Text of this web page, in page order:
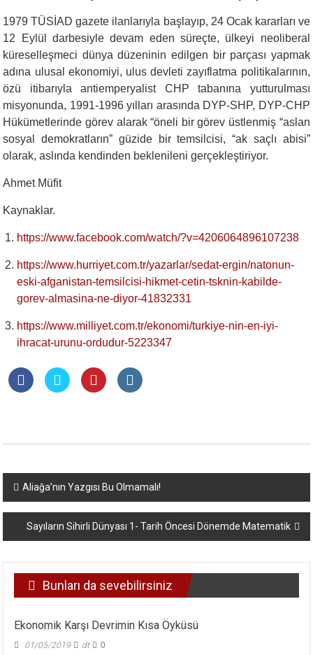
1979 TÜSİAD gazete ilanlarıyla başlayıp, 24 Ocak kararları ve
12 Eylül darbesiyle devam eden süreçte, ülkeyi neoliberal
küreselleşmeci dünya düzeninin edilgen bir parçası yapmak
adına ulusal ekonomiyi, ulus devleti zayıflatma politikalarının,
özü itibarıyla antiemperyalist CHP tabanına yutturulması
misyonunda, 1991-1996 yılları arasında DYP-SHP, DYP-CHP
Hükümetlerinde görev alarak “öneli bir görev üstlenmiş “aslan
sosyal demokratların” güzide bir temsilcisi, “ak saçlı abisi”
olarak, aslında kendinden beklenileni gerçekleştiriyor.
Ahmet Müfit
Kaynaklar.
https://www.facebook.com/watch/?v=4206064896107238
https://www.hurriyet.com.tr/yazarlar/sedat-ergin/natonun-
eski-afganistan-temsilcisi-hikmet-cetin-tsknin-kabilde-
gorev-almasina-ne-diyor-41832331
https://www.milliyet.com.tr/ekonomi/turkiye-nin-en-iyi-
ihracat-urunu-ordudur-5223347
Yazı
dolaşımı
Aliağa’nın Yazgısı Bu Olmamalı!
Sayıların Sihirli Dünyası 1- Tarih Öncesi Dönemde Matematik
Bunları da sevebilirsiniz
Ekonomik Karşı Devrimin Kısa Öyküsü
01/05/2019 dt 0